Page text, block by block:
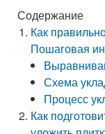
Содержание
Как
Пошаговая
Схема
Процесс
Как